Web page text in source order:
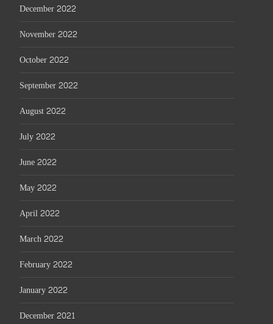
December 2022
November 2022
October 2022
September 2022
August 2022
July 2022
June 2022
May 2022
April 2022
March 2022
February 2022
January 2022
December 2021